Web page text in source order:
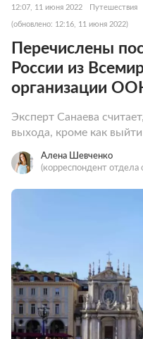
12:07, 11 июня 2022 Путешествия
(обновлено: 12:16, 11 июня 2022)
Перечислены
России из
организации
Эксперт Санаева
выхода, кроме как
Алена Шевченко
(корреспондент отдела